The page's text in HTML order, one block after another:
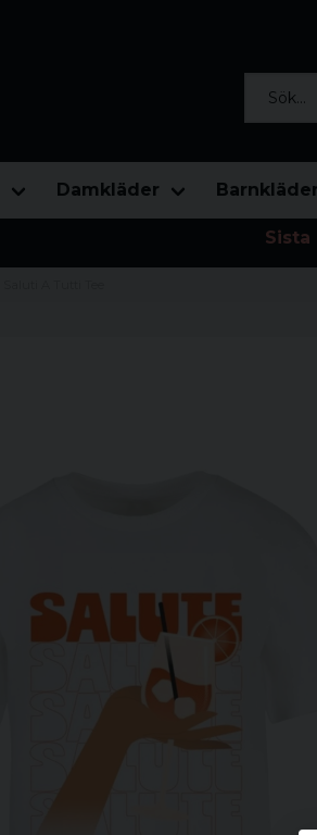
Damkläder Barnkläder